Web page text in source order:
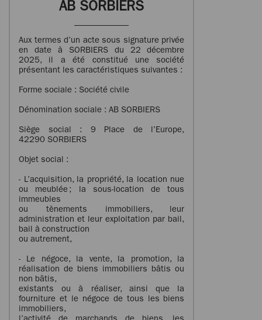
AB SORBIERS
Aux termes d’un acte sous signature privée
en date à SORBIERS du 22 décembre
2025, il a été constitué une société
présentant les caractéristiques suivantes :
Forme sociale : Société civile
Dénomination sociale : AB SORBIERS
Siège social : 9 Place de l’Europe,
42290 SORBIERS
Objet social :
- L’acquisition, la propriété, la location nue
ou meublée ; la sous-location de tous
immeubles
ou tènements immobiliers, leur
administration et leur exploitation par bail,
bail à construction
ou autrement,
- Le négoce, la vente, la promotion, la
réalisation de biens immobiliers bâtis ou
non bâtis,
existants ou à réaliser, ainsi que la
fourniture et le négoce de tous les biens
immobiliers,